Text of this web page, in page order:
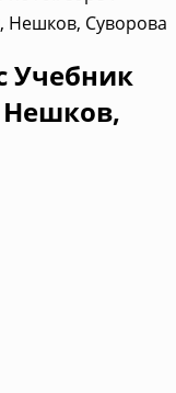
Нешков, Суворова
Учебник